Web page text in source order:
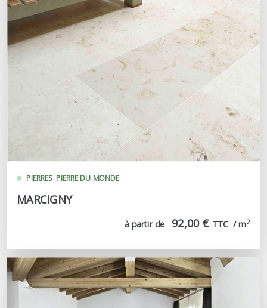
PIERRES PIERRE DU MONDE
MARCIGNY
à partir de 92,00 € TTC  / m2